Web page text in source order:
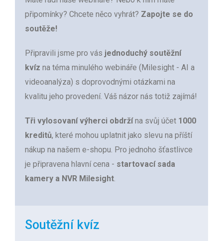
připomínky? Chcete něco vyhrát? Zapojte se do
soutěže!
Připravili jsme pro vás jednoduchý soutěžní
kvíz na téma minulého webináře (Milesight - AI a
videoanalýza) s doprovodnými otázkami na
kvalitu jeho provedení. Váš názor nás totiž zajímá!
Tři vylosovaní výherci obdržína svůj účet 1000
kreditů, které mohou uplatnit jako slevu na příští
nákup na našem e-shopu. Pro jednoho šťastlivce
je připravena hlavní cena - startovací sada
kamery a NVR Milesight.
Soutěžní kvíz